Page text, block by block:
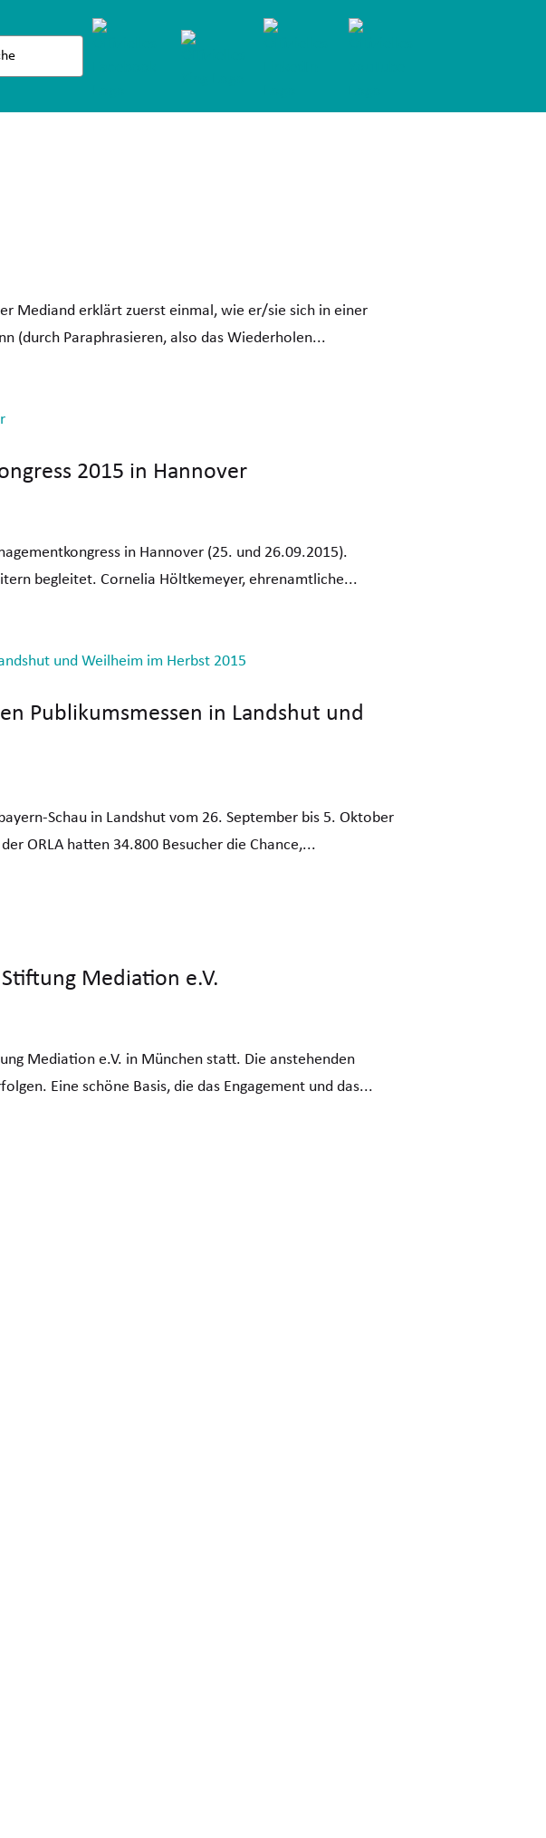
Mediand erklärt zuerst einmal, wie er/sie sich in einer
(durch Paraphrasieren, also das Wiederholen...
2015 in Hannover
in Hannover (25. und 26.09.2015).
begleitet. Cornelia Höltkemeyer, ehrenamtliche...
Publikumsmessen in Landshut und
Schau in Landshut vom 26. September bis 5. Oktober
ORLA hatten 34.800 Besucher die Chance,...
Mediation e.V.
Mediation e.V. in München statt. Die anstehenden
Eine schöne Basis, die das Engagement und das...